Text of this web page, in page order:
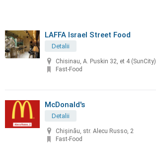
LAFFA Israel Street Food
Detalii
Chisinau, A. Puskin 32, et 4 (SunCity)
Fast-Food
McDonald's
Detalii
Chişinău, str. Alecu Russo, 2
Fast-Food